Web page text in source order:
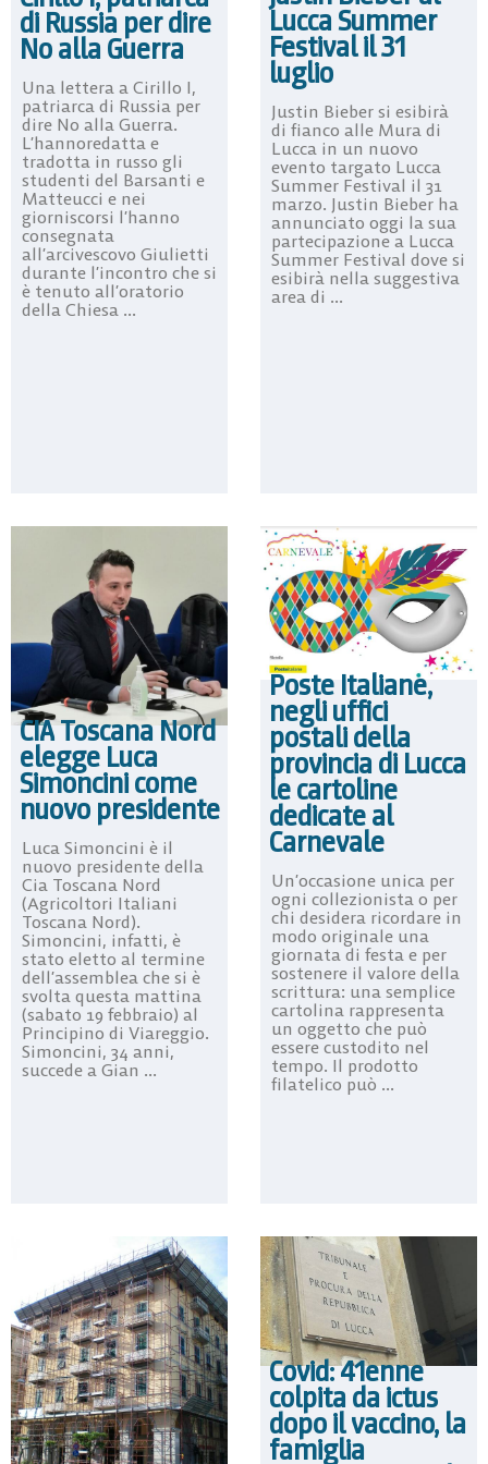
di Russia per dire
No alla Guerra
Una lettera a Cirillo I,
patriarca di Russia per
dire No alla Guerra.
L’hannoredatta e
tradotta in russo gli
studenti del Barsanti e
Matteucci e nei
giorniscorsi l’hanno
consegnata
all’arcivescovo Giulietti
durante l’incontro che si
è tenuto all’oratorio
della Chiesa ...
Lucca Summer
Festival il 31
luglio
Justin Bieber si esibirà
di fianco alle Mura di
Lucca in un nuovo
evento targato Lucca
Summer Festival il 31
marzo. Justin Bieber ha
annunciato oggi la sua
partecipazione a Lucca
Summer Festival dove si
esibirà nella suggestiva
area di ...
CIA Toscana Nord
elegge Luca
Simoncini come
nuovo presidente
Luca Simoncini è il
nuovo presidente della
Cia Toscana Nord
(Agricoltori Italiani
Toscana Nord).
Simoncini, infatti, è
stato eletto al termine
dell’assemblea che si è
svolta questa mattina
(sabato 19 febbraio) al
Principino di Viareggio.
Simoncini, 34 anni,
succede a Gian ...
Poste Italiane,
negli uffici
postali della
provincia di Lucca
le cartoline
dedicate al
Carnevale
Un’occasione unica per
ogni collezionista o per
chi desidera ricordare in
modo originale una
giornata di festa e per
sostenere il valore della
scrittura: una semplice
cartolina rappresenta
un oggetto che può
essere custodito nel
tempo. Il prodotto
filatelico può ...
Covid: 41enne
colpita da ictus
dopo il vaccino, la
famiglia